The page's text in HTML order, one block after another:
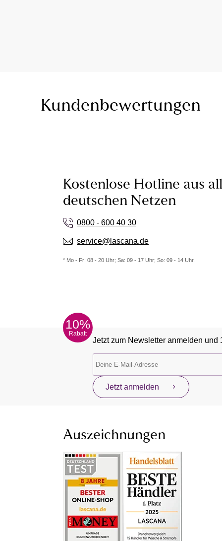
Kundenbewertungen
Kostenlose Hotline aus
deutschen Netzen
0800 - 600 40 30
service@lascana.de
* Mo - Fr: 08 - 20 Uhr; Sa: 09 - 17 Uhr; So: 09 - 14 Uhr.
10%
Rabatt
Jetzt zum Newsletter anmelden und
Jetzt anmelden
Auszeichnungen